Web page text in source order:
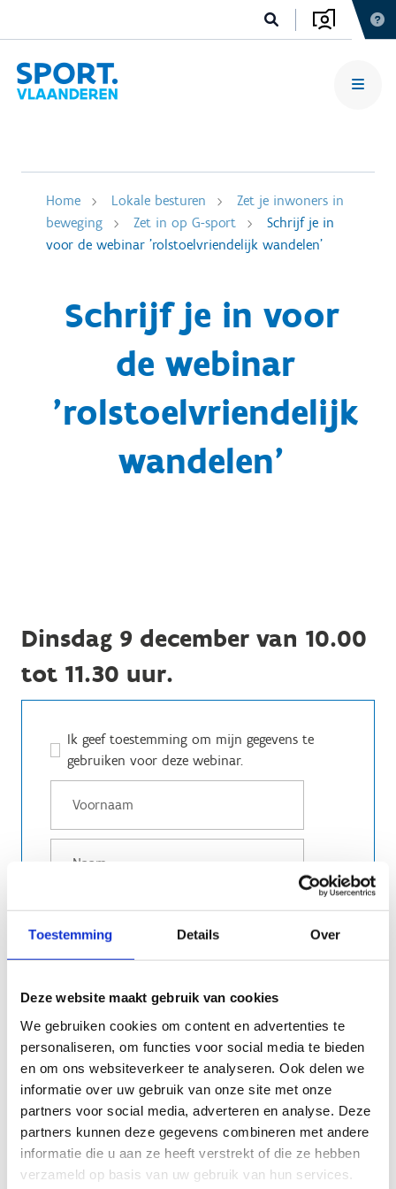
Toestemming Details Over
Deze website maakt gebruik van cookies
We gebruiken cookies om content en advertenties te
personaliseren, om functies voor social media te bieden
en om ons websiteverkeer te analyseren. Ook delen we
informatie over uw gebruik van onze site met onze
partners voor social media, adverteren en analyse. Deze
partners kunnen deze gegevens combineren met andere
informatie die u aan ze heeft verstrekt of die ze hebben
verzameld op basis van uw gebruik van hun services.
Home Lokale besturen
Zet je inwoners in
beweging
Zet in op G-sport
Schrijf je in
voor de webinar 'rolstoelvriendelijk wandelen'
Schrijf je in voor
de webinar
'rolstoelvriendelijk
wandelen'
Dinsdag 9 december van 10.00
tot 11.30 uur.
Ik geef toestemming om mijn gegevens te
gebruiken voor deze webinar.
Ik ga ermee akkoord dat deze webinar
wordt opgenomen